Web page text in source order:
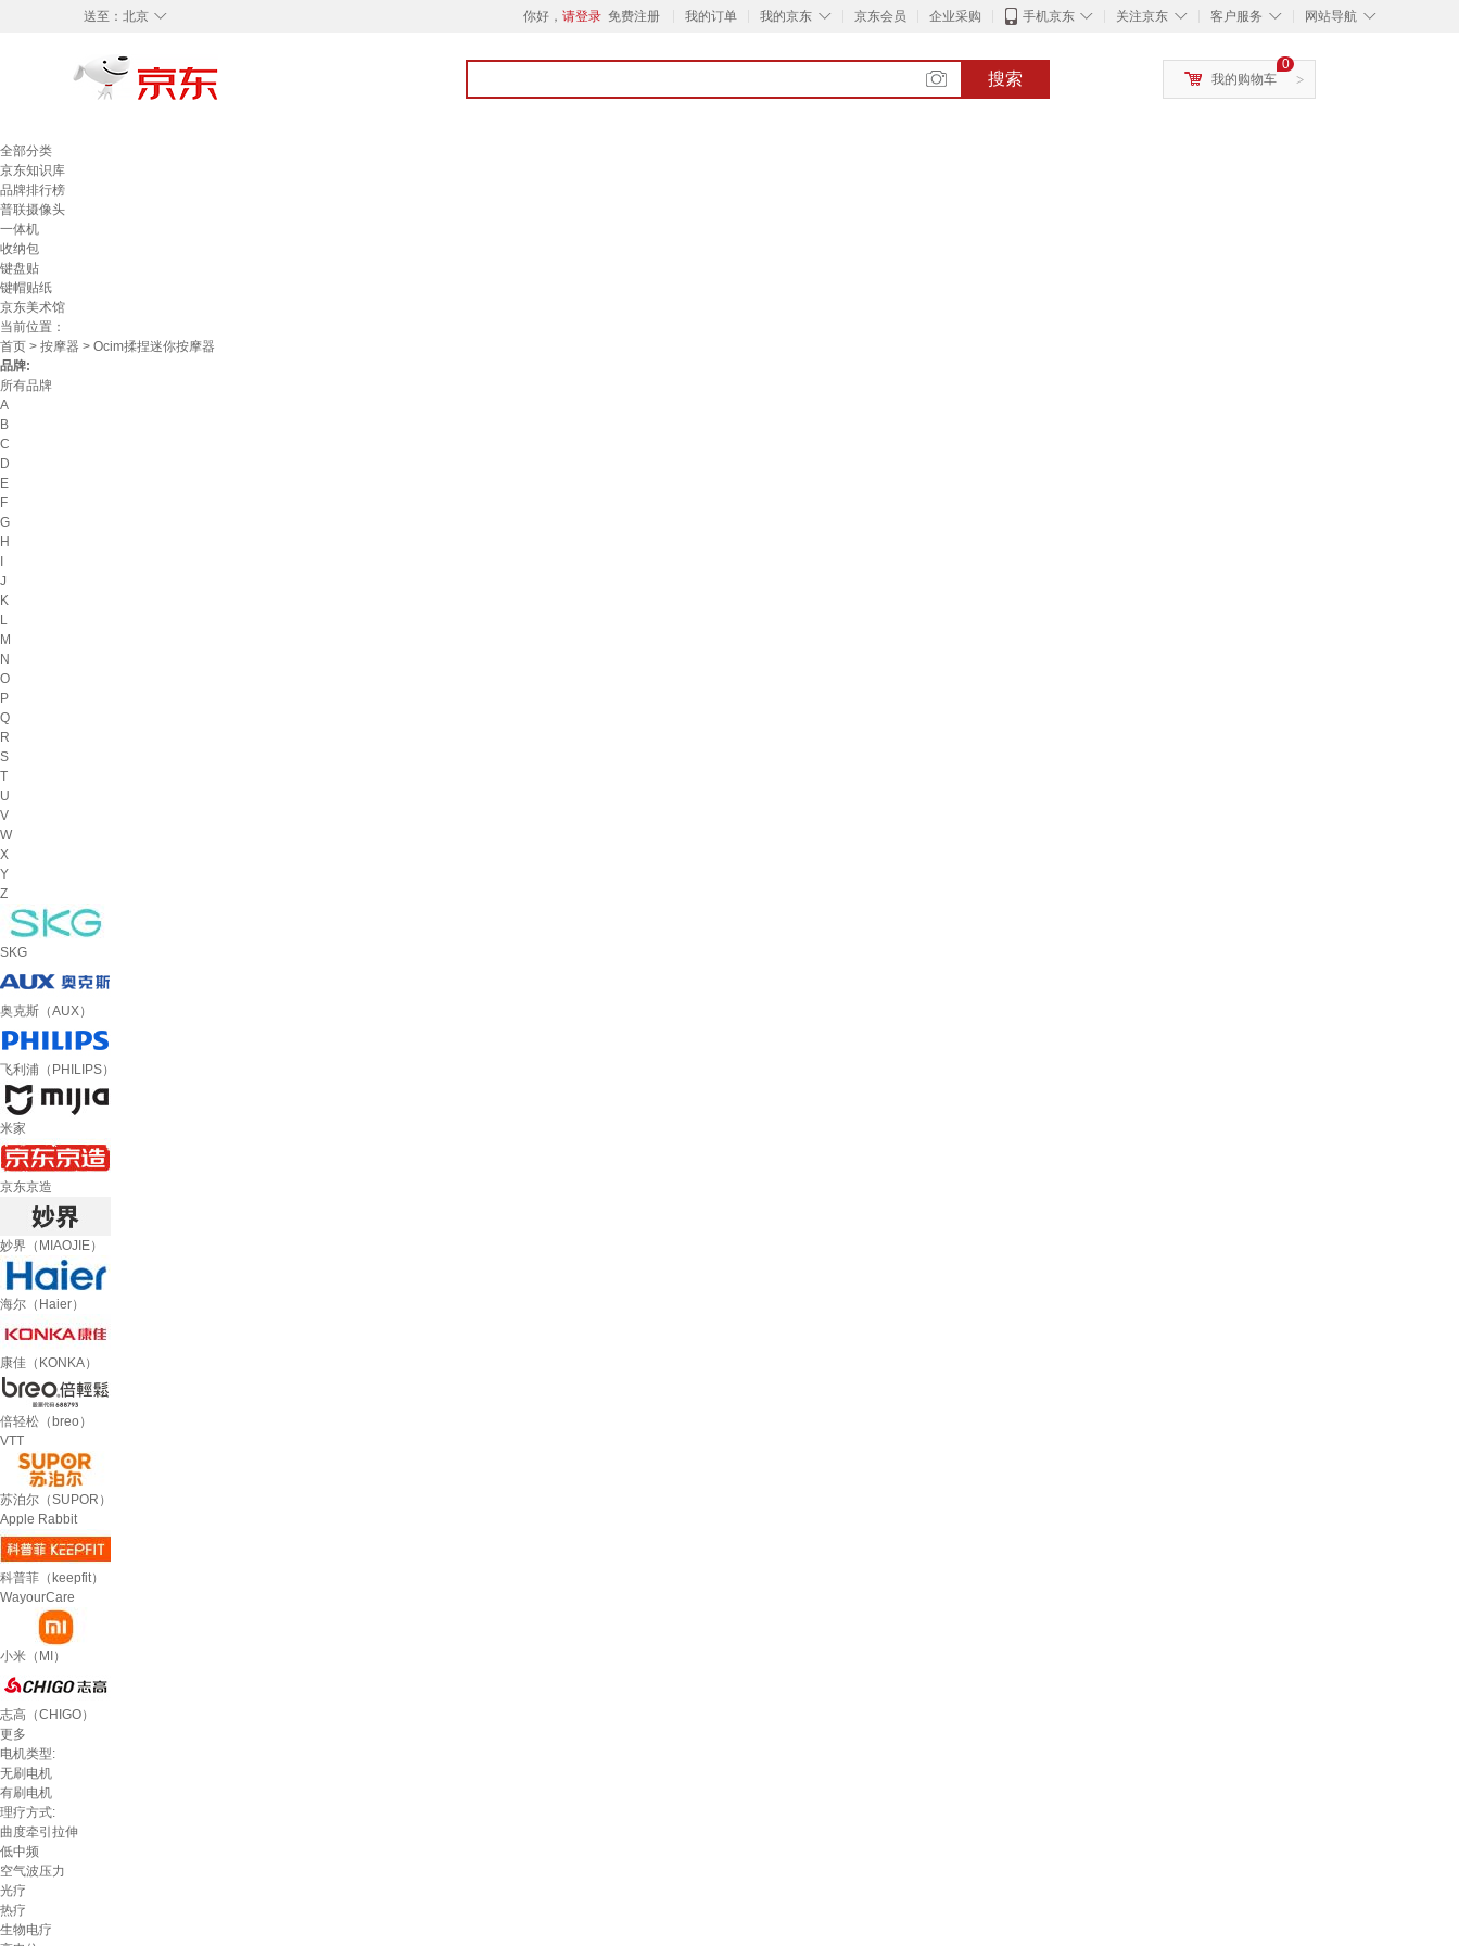
◇
送至： 北京 你好， 请登录 免费注册 我的订单 ◇
我的京东 京东会员 企业采购 ◇
手机京东 ◇
关注京东 ◇
客户服务 ◇
网站导航
搜索 >
0
我的购物车
全部分类
京东知识库
品牌排行榜
普联摄像头
一体机
收纳包
键盘贴
键帽贴纸
京东美术馆
当前位置：
首页 > 按摩器 > Ocim揉捏迷你按摩器
品牌:
所有品牌
A
B
C
D
E
F
G
H
J
K
L
M
N
O
P
Q
R
S
T
U
V
W
X
Y
Z
SKG
奥克斯（AUX）
飞利浦（PHILIPS）
米家
京东京造
妙界（MIAOJIE）
海尔（Haier）
康佳（KONKA）
倍轻松（breo）
VTT
苏泊尔（SUPOR）
Apple Rabbit
科普菲（keepfit）
WayourCare
小米（MI）
志高（CHIGO）
更多
电机类型:
无刷电机
有刷电机
理疗方式:
曲度牵引拉伸
低中频
空气波压力
光疗
热疗
生物电疗